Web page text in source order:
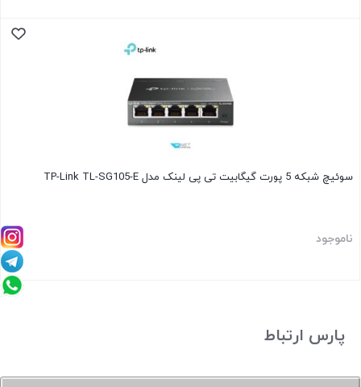
سوئیچ شبکه 5 پورت گیگابیت تی پی لینک مدل TP-Link TL-SG105-E
ناموجود
پارس ارتباط